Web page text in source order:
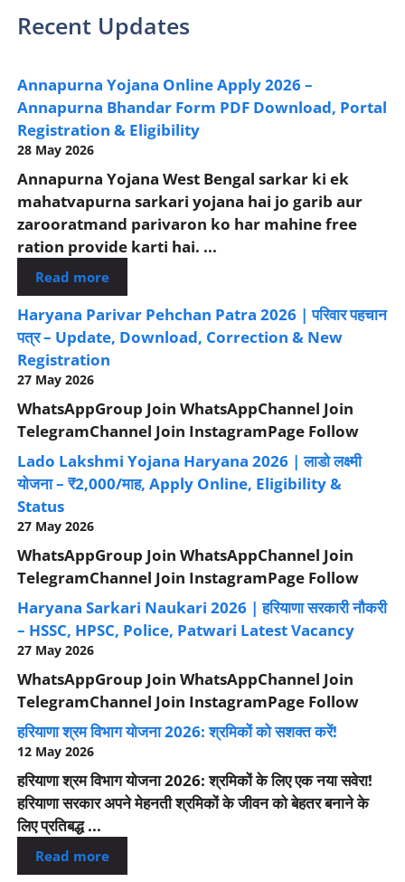
Recent Updates
Annapurna Yojana Online Apply 2026 –
Annapurna Bhandar Form PDF Download, Portal
Registration & Eligibility
28 May 2026
Annapurna Yojana West Bengal sarkar ki ek
mahatvapurna sarkari yojana hai jo garib aur
zarooratmand parivaron ko har mahine free
ration provide karti hai. ...
Read more
Haryana Parivar Pehchan Patra 2026 | परिवार पहचान
पत्र – Update, Download, Correction & New
Registration
27 May 2026
WhatsAppGroup Join WhatsAppChannel Join
TelegramChannel Join InstagramPage Follow
Lado Lakshmi Yojana Haryana 2026 | लाडो लक्ष्मी
योजना – ₹2,000/माह, Apply Online, Eligibility &
Status
27 May 2026
WhatsAppGroup Join WhatsAppChannel Join
TelegramChannel Join InstagramPage Follow
Haryana Sarkari Naukari 2026 | हरियाणा सरकारी नौकरी
– HSSC, HPSC, Police, Patwari Latest Vacancy
27 May 2026
WhatsAppGroup Join WhatsAppChannel Join
TelegramChannel Join InstagramPage Follow
हरियाणा श्रम विभाग योजना 2026: श्रमिकों को सशक्त करें!
12 May 2026
हरियाणा श्रम विभाग योजना 2026: श्रमिकों के लिए एक नया सवेरा!
हरियाणा सरकार अपने मेहनती श्रमिकों के जीवन को बेहतर बनाने के
लिए प्रतिबद्ध ...
Read more